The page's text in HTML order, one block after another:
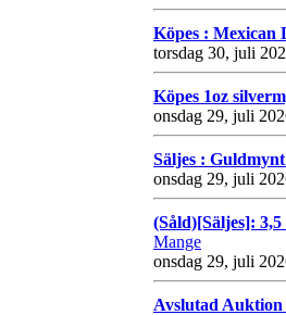
Köpes : Mexican
torsdag 30, juli
Köpes 1oz
onsdag 29, juli
Säljes :
onsdag 29, juli
(Såld)[Säljes]:
Mange
onsdag 29, juli
Avslutad Auktion